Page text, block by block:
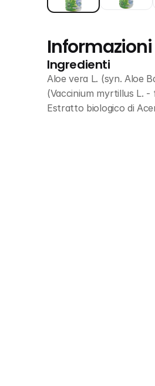
Informazioni
Ingredienti
Aloe vera L. (syn. Aloe
(Vaccinium myrtillus L.
Estratto biologico di